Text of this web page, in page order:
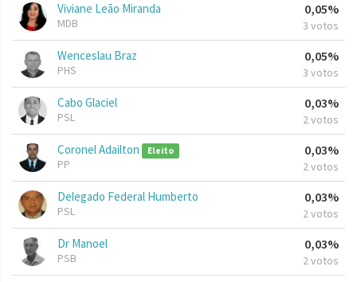
Viviane Leão Miranda
MDB
0,05%
3 votos
Wenceslau Braz
PHS
0,05%
3 votos
Cabo Glaciel
PSL
0,03%
2 votos
Coronel Adailton Eleito
PP
0,03%
2 votos
Delegado Federal Humberto
PSL
0,03%
2 votos
Dr Manoel
PSB
0,03%
2 votos